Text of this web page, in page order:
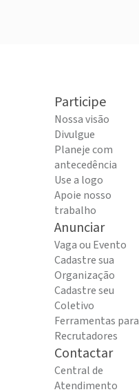
Participe
Nossa visão
Divulgue
Planeje com
antecedência
Use a logo
Apoie nosso
trabalho
Anunciar
Vaga ou Evento
Cadastre sua
Organização
Cadastre seu
Coletivo
Ferramentas para
Recrutadores
Contactar
Central de
Atendimento